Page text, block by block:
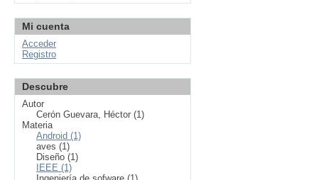
Mi cuenta
Acceder
Registro
Descubre
Autor
Cerón Guevara, Héctor (1)
Materia
Android (1)
aves (1)
Diseño (1)
IEEE (1)